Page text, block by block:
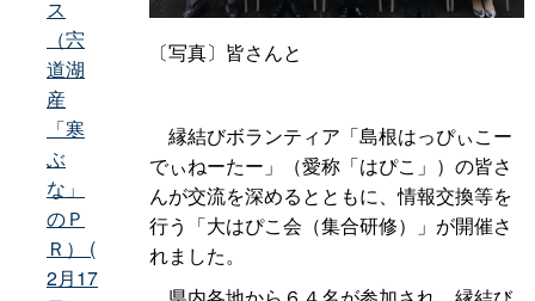
〔写真〕皆さんと
縁結びボランティア「島根はっぴぃこー
でぃねーたー」（愛称「はぴこ」）の皆さ
んが交流を深めるとともに、情報交換等を
行う「大はぴこ会（集合研修）」が開催さ
れました。
ス
（宍
道湖
産
「寒
ぶ
な」
のＰ
Ｒ） (
2月17